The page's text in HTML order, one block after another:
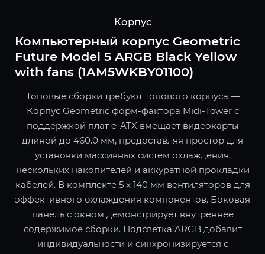
Корпус
Компьютерный корпус Geometric
Future Model 5 ARGB Black Yellow
with fans (1AM5WKBY01100)
Топовые сборки требуют топового корпуса —
Корпус Geometric форм-фактора Midi-Tower с
поддержкой плат e-ATX вмещает видеокарты
длиной до 460.0 мм, предоставляя простор для
установки массивных систем охлаждения,
нескольких накопителей и аккуратной прокладки
кабелей. В комплекте 5 x 140 мм вентиляторов для
эффективного охлаждения компонентов. Боковая
панель с окном демонстрирует внутреннее
содержимое сборки. Подсветка ARGB добавит
индивидуальности и синхронизируется с